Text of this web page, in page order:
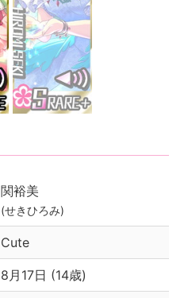
関裕美
(せきひろみ)
Cute
8月17日 (14歳)